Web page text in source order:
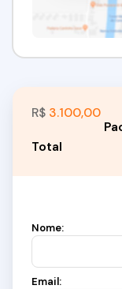
R$ 3.100,00
Nome:
Email: